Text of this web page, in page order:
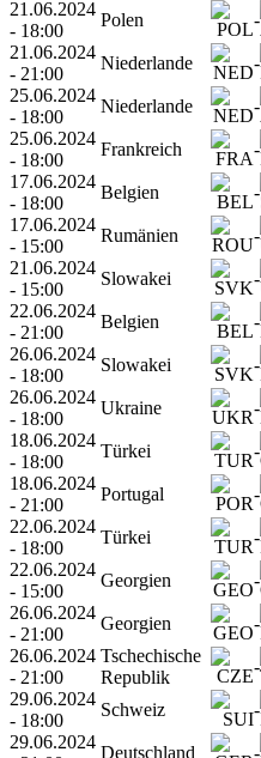
21.06.2024
- 18:00
Polen -
21.06.2024
- 21:00
Niederlande -
25.06.2024
- 18:00
Niederlande -
25.06.2024
- 18:00
Frankreich -
17.06.2024
- 18:00
Belgien -
17.06.2024
- 15:00
Rumänien -
21.06.2024
- 15:00
Slowakei -
22.06.2024
- 21:00
Belgien -
26.06.2024
- 18:00
Slowakei -
26.06.2024
- 18:00
Ukraine -
18.06.2024
- 18:00
Türkei -
18.06.2024
- 21:00
Portugal -
22.06.2024
- 18:00
Türkei -
22.06.2024
- 15:00
Georgien -
26.06.2024
- 21:00
Georgien -
26.06.2024
- 21:00
Tschechische
Republik
-
29.06.2024
- 18:00
Schweiz -
29.06.2024
Deutschland -